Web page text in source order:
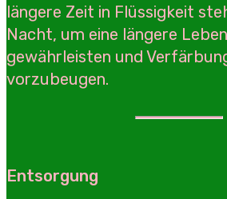
längere Zeit in Flüssigkeit
Nacht, um eine längere
gewährleisten und
vorzubeugen.
Entsorgung